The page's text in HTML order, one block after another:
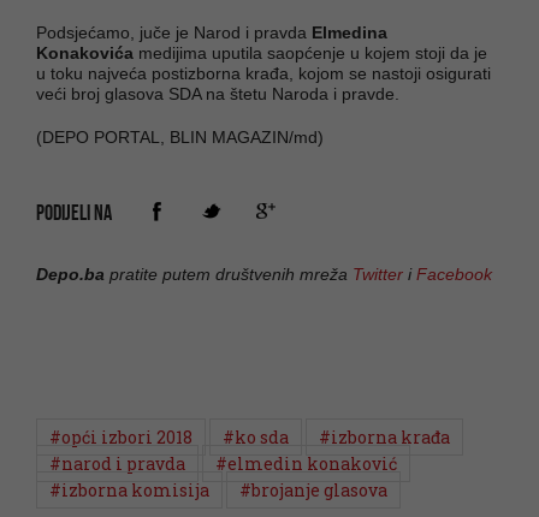
Podsjećamo, juče je Narod i pravda Elmedina
Konakovića medijima uputila saopćenje u kojem stoji da je
u toku najveća postizborna krađa, kojom se nastoji osigurati
veći broj glasova SDA na štetu Naroda i pravde.
(DEPO PORTAL, BLIN MAGAZIN/md)
PODIJELI NA
Depo.ba pratite putem društvenih mreža Twitter iFacebook
#opći izbori 2018 #ko sda
#izborna krađa
#narod i pravda
#elmedin konaković
#izborna komisija
#brojanje glasova